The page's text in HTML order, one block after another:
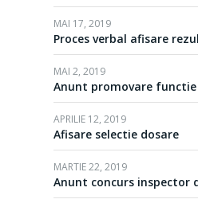
MAI 17, 2019
Proces verbal afisare
MAI 2, 2019
Anunt promovare
APRILIE 12, 2019
Afisare selectie dosare
MARTIE 22, 2019
Anunt concurs inspector